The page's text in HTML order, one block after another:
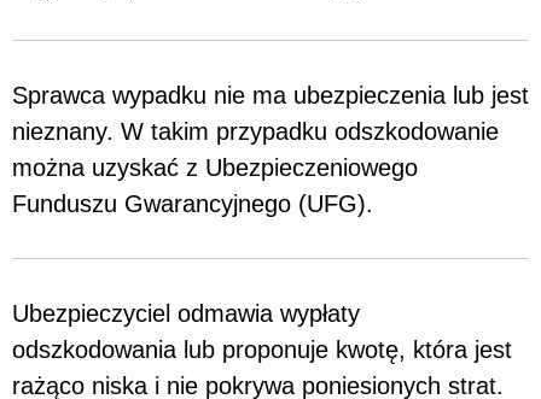
Sprawca wypadku nie ma ubezpieczenia lub jest
nieznany. W takim przypadku odszkodowanie
można uzyskać z Ubezpieczeniowego
Funduszu Gwarancyjnego (UFG).
Ubezpieczyciel odmawia wypłaty
odszkodowania lub proponuje kwotę, która jest
rażąco niska i nie pokrywa poniesionych strat.